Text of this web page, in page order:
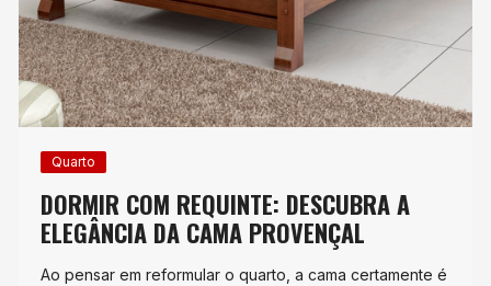
Quarto
DORMIR COM REQUINTE: DESCUBRA A
ELEGÂNCIA DA CAMA PROVENÇAL
Ao pensar em reformular o quarto, a cama certamente é